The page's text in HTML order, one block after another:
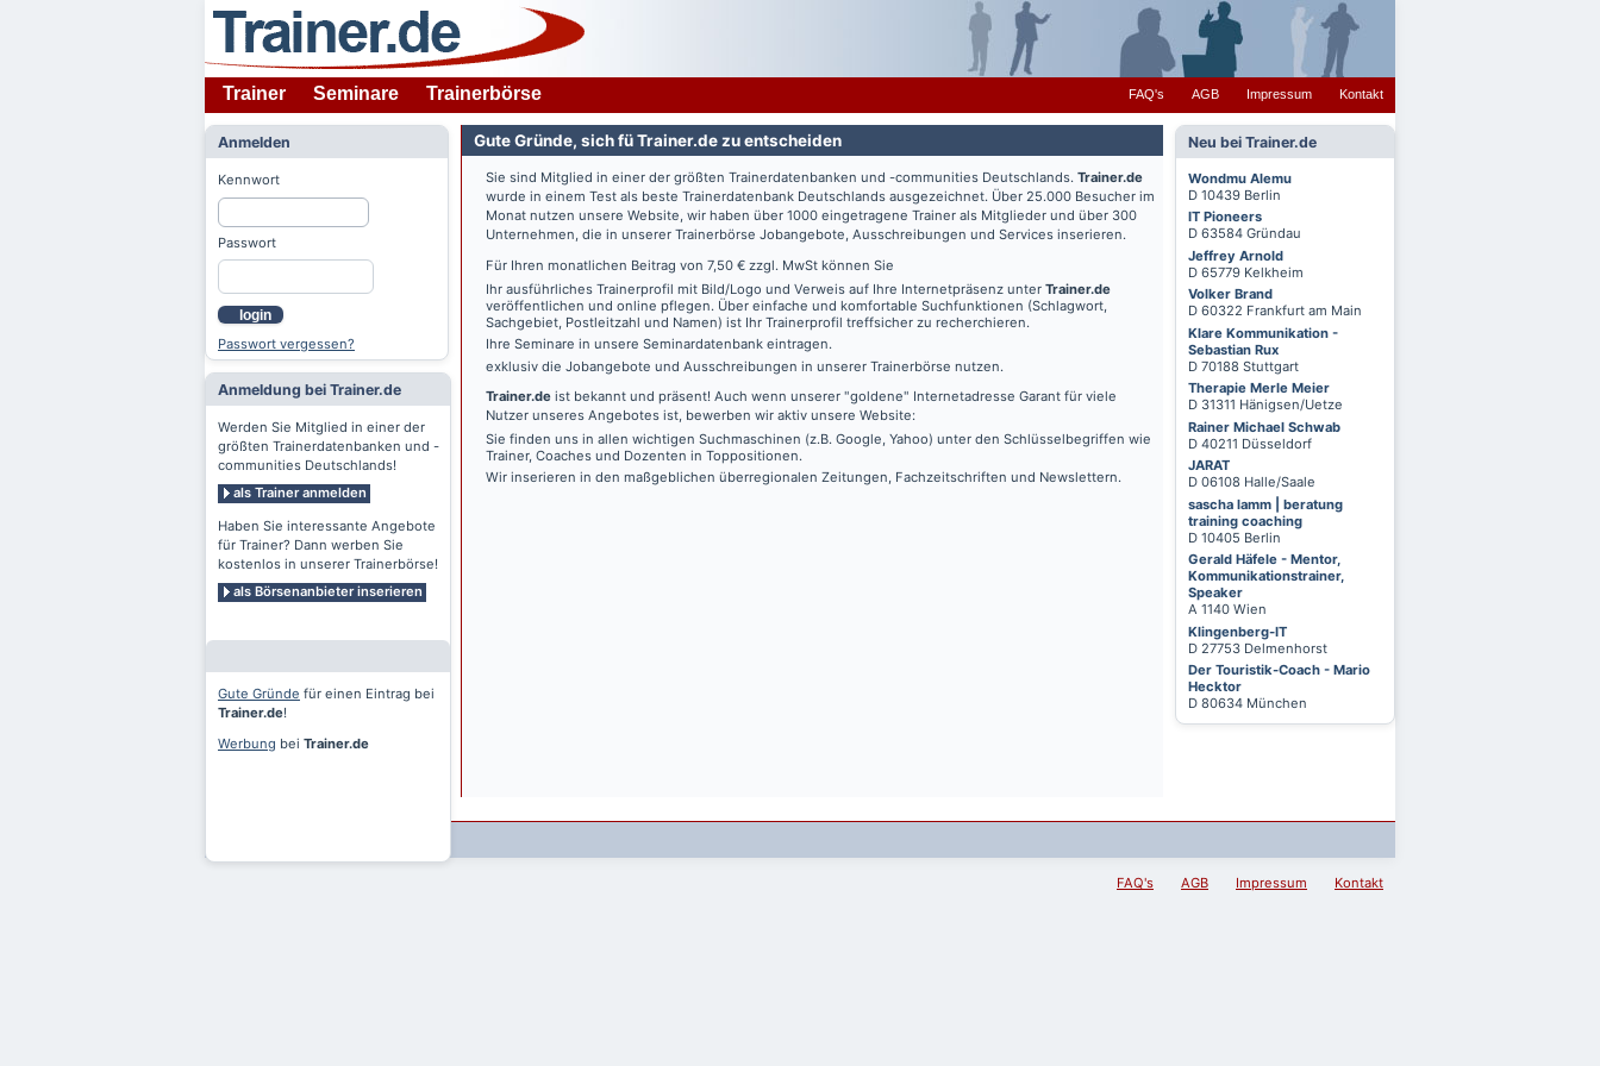
Trainer Seminare Trainerbörse FAQ's AGB Impressum Kontakt
Anmelden
Kennwort
Passwort
login
Passwort vergessen?
Anmeldung bei Trainer.de
Werden Sie Mitglied in einer der
größten Trainerdatenbanken und -
communities Deutschlands!
als Trainer anmelden
Haben Sie interessante Angebote
für Trainer? Dann werben Sie
kostenlos in unserer Trainerbörse!
als Börsenanbieter inserieren
Gute Gründe für einen Eintrag bei
Trainer.de!
Werbung bei Trainer.de
Neu bei Trainer.de
Wondmu Alemu
D 10439 Berlin
IT Pioneers
D 63584 Gründau
Jeffrey Arnold
D 65779 Kelkheim
Volker Brand
D 60322 Frankfurt am Main
Klare Kommunikation -
Sebastian Rux
D 70188 Stuttgart
Therapie Merle Meier
D 31311 Hänigsen/Uetze
Rainer Michael Schwab
D 40211 Düsseldorf
JARAT
D 06108 Halle/Saale
sascha lamm | beratung
training coaching
D 10405 Berlin
Gerald Häfele - Mentor,
Kommunikationstrainer,
Speaker
A 1140 Wien
Klingenberg-IT
D 27753 Delmenhorst
Der Touristik-Coach - Mario
Hecktor
D 80634 München
Gute Gründe, sich fü Trainer.de zu entscheiden
Sie sind Mitglied in einer der größten Trainerdatenbanken und -communities Deutschlands. Trainer.de
wurde in einem Test als beste Trainerdatenbank Deutschlands ausgezeichnet. Über 25.000 Besucher im
Monat nutzen unsere Website, wir haben über 1000 eingetragene Trainer als Mitglieder und über 300
Unternehmen, die in unserer Trainerbörse Jobangebote, Ausschreibungen und Services inserieren.
Für Ihren monatlichen Beitrag von 7,50 € zzgl. MwSt können Sie
Ihr ausführliches Trainerprofil mit Bild/Logo und Verweis auf Ihre Internetpräsenz unter Trainer.de
veröffentlichen und online pflegen. Über einfache und komfortable Suchfunktionen (Schlagwort,
Sachgebiet, Postleitzahl und Namen) ist Ihr Trainerprofil treffsicher zu recherchieren.
Ihre Seminare in unsere Seminardatenbank eintragen.
exklusiv die Jobangebote und Ausschreibungen in unserer Trainerbörse nutzen.
Trainer.de ist bekannt und präsent! Auch wenn unserer "goldene" Internetadresse Garant für viele
Nutzer unseres Angebotes ist, bewerben wir aktiv unsere Website:
Sie finden uns in allen wichtigen Suchmaschinen (z.B. Google, Yahoo) unter den Schlüsselbegriffen wie
Trainer, Coaches und Dozenten in Toppositionen.
Wir inserieren in den maßgeblichen überregionalen Zeitungen, Fachzeitschriften und Newslettern.
FAQ's AGB Impressum Kontakt